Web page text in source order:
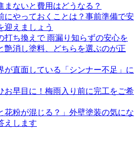
まないと費用はどうなる？
にやっておくことは？事前準備で安
迎えましょう
打ち換えで 雨漏り知らずの安心を
艶消し塗料、どちらを選ぶのが正
が直面している「シンナー不足」に
お早目に！梅雨入り前に完工をご希
花粉が混じる？」外壁塗装の気にな
えします